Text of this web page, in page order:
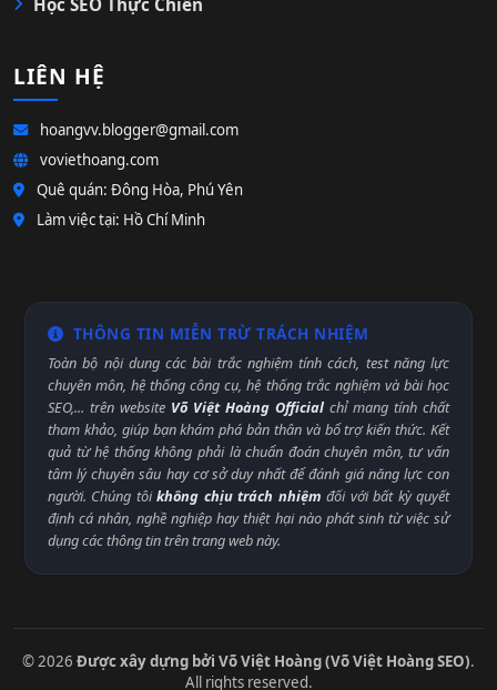
Học SEO Thực Chiến
LIÊN HỆ
hoangvv.blogger@gmail.com
voviethoang.com
Quê quán: Đông Hòa, Phú Yên
Làm việc tại: Hồ Chí Minh
THÔNG TIN MIỄN TRỪ TRÁCH NHIỆM
Toàn bộ nội dung các bài trắc nghiệm tính cách, test năng lực
chuyên môn, hệ thống công cụ, hệ thống trắc nghiệm và bài học
SEO,... trên website Võ Việt Hoàng Official chỉ mang tính chất
tham khảo, giúp bạn khám phá bản thân và bổ trợ kiến thức. Kết
quả từ hệ thống không phải là chuẩn đoán chuyên môn, tư vấn
tâm lý chuyên sâu hay cơ sở duy nhất để đánh giá năng lực con
người. Chúng tôikhông chịu trách nhiệm đối với bất kỳ quyết
định cá nhân, nghề nghiệp hay thiệt hại nào phát sinh từ việc sử
dụng các thông tin trên trang web này.
© 2026 Được xây dựng bởi Võ Việt Hoàng (Võ Việt Hoàng SEO).
All rights reserved.